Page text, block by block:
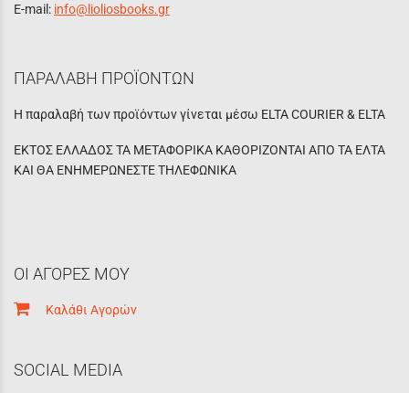
E-mail: info@lioliosbooks.gr
ΠΑΡΑΛΑΒΗ ΠΡΟΪΟΝΤΩΝ
Η παραλαβή των προϊόντων γίνεται μέσω ELTA COURIER & ELTA
ΕΚΤΟΣ ΕΛΛΑΔΟΣ ΤΑ ΜΕΤΑΦΟΡΙΚΑ ΚΑΘΟΡΙΖΟΝΤΑΙ ΑΠΟ ΤΑ ΕΛΤΑ
ΚΑΙ ΘΑ ΕΝΗΜΕΡΩΝΕΣΤΕ ΤΗΛΕΦΩΝΙΚΑ
ΟΙ ΑΓΟΡΕΣ ΜΟΥ
Καλάθι Αγορών
SOCIAL MEDIA